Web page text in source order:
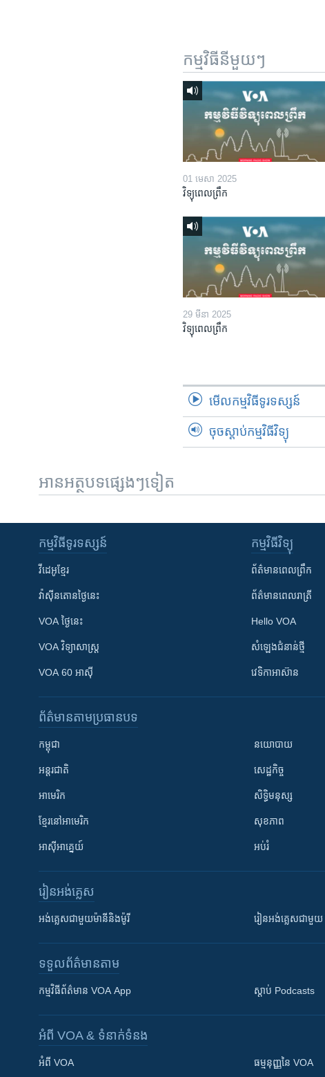
កម្មវិធី​នីមួយៗ
01 មេសា 2025
វិទ្យុពេលព្រឹក
29 មីនា 2025
វិទ្យុពេលព្រឹក
មើល​កម្មវិធី​ទូរទស្សន៍
ចុចស្តាប់កម្មវិធីវិទ្យុ
អានអត្ថបទផ្សេងៗទៀត
កម្មវិធី​ទូរទស្សន៍
វីដេអូ​ខ្មែរ
វ៉ាស៊ីនតោន​ថ្ងៃ​នេះ
VOA ថ្ងៃនេះ
VOA ​វិទ្យាសាស្ត្រ
VOA 60 អាស៊ី
កម្មវិធី​វិទ្យុ
ព័ត៌មាន​ពេល​ព្រឹក
ព័ត៌មាន​​ពេល​រាត្រី
Hello VOA
សំឡេង​ជំនាន់​ថ្មី
វេទិកា​អាស៊ាន
ព័ត៌មាន​តាមប្រធានបទ​
កម្ពុជា
អន្តរជាតិ
អាមេរិក
ខ្មែរ​នៅអាមេរិក
អាស៊ីអាគ្នេយ៍
នយោបាយ
សេដ្ឋកិច្ច
សិទ្ធិមនុស្ស
សុខភាព
អប់រំ
រៀន​​អង់គ្លេស
អង់គ្លេស​ជាមួយ​ម៉ានី​និង​ម៉ូរី រៀន​​​​​​អង់គ្លេស​​ជាមួយ
ទទួល​ព័ត៌មាន​តាម
កម្មវិធី​ព័ត៌មាន VOA App ស្តាប់ Podcasts
អំពី​ VOA & ទំនាក់ទំនង
អំពី​ VOA ធម្មនុញ្ញ​នៃ VOA